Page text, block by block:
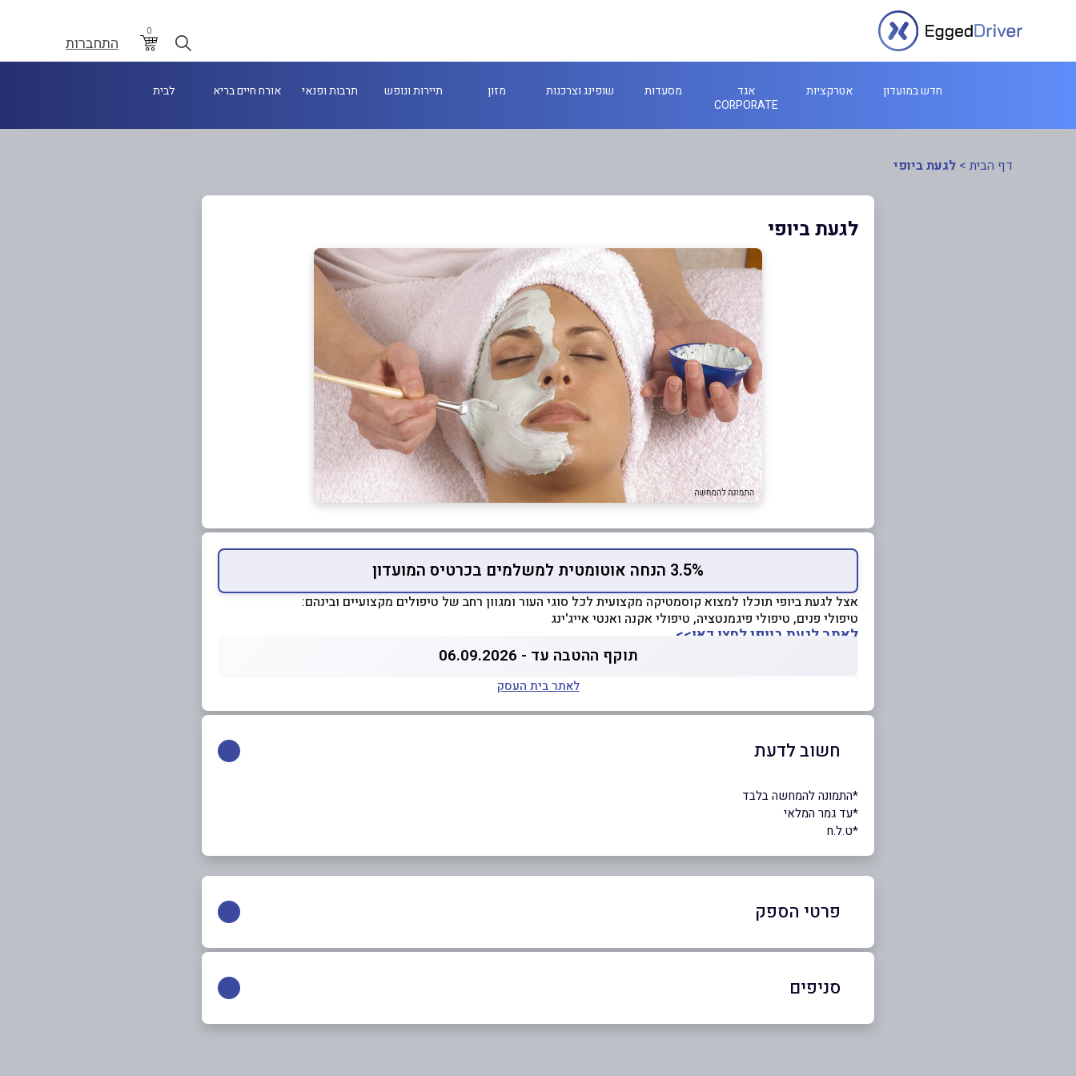
0
התחברות
חדש במועדון אטרקציות
אגד
CORPORATE
מסעדות שופינג וצרכנות מזון תיירות ונופש תרבות ופנאי אורח חיים בריא לבית
דף הבית > לגעת ביופי
לגעת ביופי
3.5% הנחה אוטומטית למשלמים בכרטיס המועדון
אצל לגעת ביופי תוכלו למצוא קוסמטיקה מקצועית לכל סוגי העור ומגוון רחב של טיפולים מקצועיים ובינהם:
טיפולי פנים, טיפולי פיגמנטציה, טיפולי אקנה ואנטי אייג'ינג
לאתר לגעת ביופי לחצו כאן>>
תוקף ההטבה עד - 06.09.2026
לאתר בית העסק
חשוב לדעת
*התמונה להמחשה בלבד
*עד גמר המלאי
*ט.ל.ח
פרטי הספק
052-3298456
באתר
סניפים